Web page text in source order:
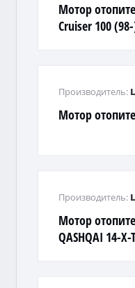
Мотор
Cruiser 100
Мотор
Производитель:
Мотор
QASHQAI 14-
Производитель: